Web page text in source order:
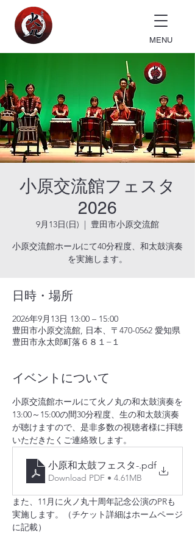
MENU
小原交流館フェスタ
2026
9月13日(日)
  |
豊田市小原交流館
小原交流館ホールにて40分程度、和太鼓演奏
を実施します。
日時・場所
2026年9月13日 13:00 – 15:00
豊田市小原交流館, 日本、〒470-0562 愛知県
豊田市永太郎町落６８１−１
イベントについて
小原交流館ホールにて火ノ丸の和太鼓演奏を
13:00～15:00の間30分程度、生の和太鼓演奏
が聴けますので、是非多数の視聴者様に拝聴
いただきたくご連絡致します。
小原和太鼓フェスタ-.pdf
Download PDF • 4.61MB
また、11月に火ノ丸十周年記念公演のPRも
実施します。（チケット詳細はホームページ
に記載）